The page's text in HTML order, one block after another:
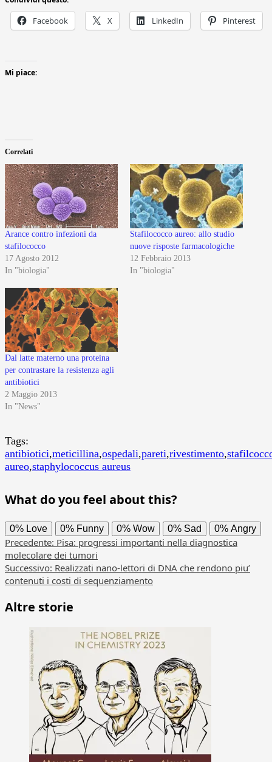
Facebook X LinkedIn Pinterest
Mi piace:
Correlati
Arance contro infezioni da
stafilococco
17 Agosto 2012
In "biologia"
Stafilococco aureo: allo studio
nuove risposte farmacologiche
12 Febbraio 2013
In "biologia"
Dal latte materno una proteina
per contrastare la resistenza agli
antibiotici
2 Maggio 2013
In "News"
Tags:
antibiotici,meticillina,ospedali,pareti,rivestimento,
aureo,staphylococcus aureus
What do you feel about this?
0% Love 0% Funny 0% Wow 0% Sad 0% Angry
Navigazione
articolo
Precedente: Pisa: progressi importanti nella diagnostica
molecolare dei tumori
Successivo: Realizzati nano-lettori di DNA che rendono piu’
contenuti i costi di sequenziamento
Altre storie